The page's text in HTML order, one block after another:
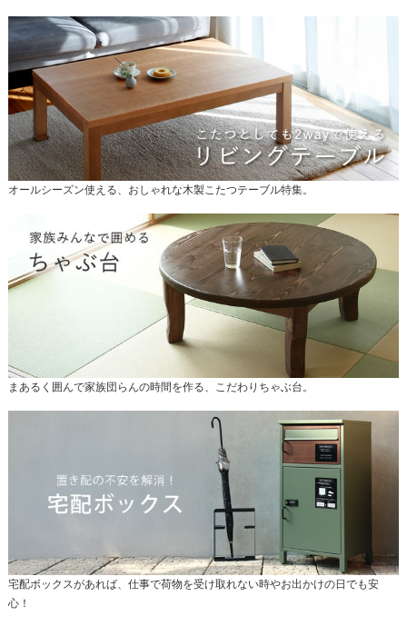
オールシーズン使える、おしゃれな木製こたつテーブル特集。
まあるく囲んで家族団らんの時間を作る、こだわりちゃぶ台。
宅配ボックスがあれば、仕事で荷物を受け取れない時やお出かけの日でも安
心！